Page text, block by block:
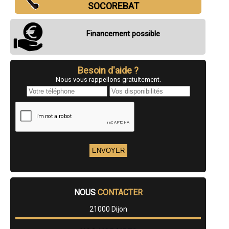
- (entreprise) Maçonnerie à Neuilly-lès-Dijon
- (entreprise) Maçonnerie à Velars-sur-Ouche
- (entreprise) Maçonnerie à Ladoix-Serrigny
- (entreprise) Maçonnerie à Arnay-le-Duc
- (entreprise) Maçonnerie à Meursault
- (entreprise) Maçonnerie à Nolay
- (entreprise) Maçonnerie à Perrigny-lès-Dijon
- (entreprise) Maçonnerie à Marcilly-sur-Tille
- (entreprise) Maçonnerie à Pouilly-en-Auxois
- (entreprise) Maçonnerie à Messigny-et-Vantoux
- (entreprise) Maçonnerie à Savigny-lès-Beaune
- (entreprise) Maçonnerie à Saint-Julien
- (entreprise) Maçonnerie à Tart-le-Haut
- (entreprise) Maçonnerie à Fénay
- (entreprise) Maçonnerie à Daix
- (entreprise) Maçonnerie à Longecourt-en-Plaine
- (entreprise) Maçonnerie à Ahuy
- (entreprise) Maçonnerie à Fleurey-sur-Ouche
- (entreprise) Maçonnerie à Couchey
SOCOREBAT
Financement possible
Besoin d'aide ?
Nous vous rappellons gratuitement.
NOUS CONTACTER
21000 Dijon